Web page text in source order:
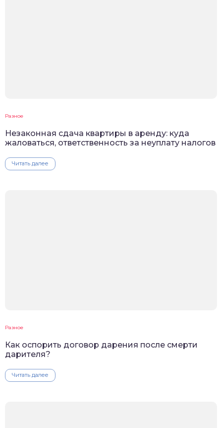
Разное
Незаконная сдача квартиры в аренду: куда
жаловаться, ответственность за неуплату налогов
Читать далее
Разное
Как оспорить договор дарения после смерти
дарителя?
Читать далее